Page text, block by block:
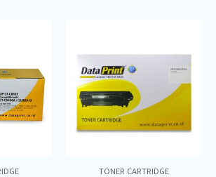
TONER CARTRIDGE